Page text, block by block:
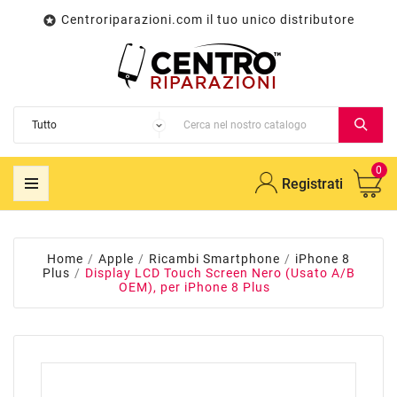
 Centroriparazioni.com il tuo unico distributore
Registrati
0
Home Apple Ricambi Smartphone
iPhone 8
Plus
Display LCD Touch Screen Nero (Usato A/B
OEM), per iPhone 8 Plus